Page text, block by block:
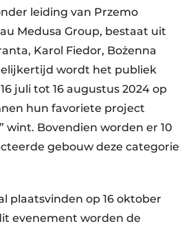
leiding van Przemo
Medusa Group, bestaat uit
Karol Fiedor, Bożenna
wordt het publiek
juli tot 16 augustus 2024 op
hun favoriete project
Bovendien worden er 10
gebouw deze categorie
plaatsvinden op 16 oktober
evenement worden de